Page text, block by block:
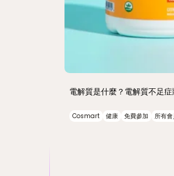
電解質是什麼？電解質不足
Cosmart 健康 免費參加 所有會